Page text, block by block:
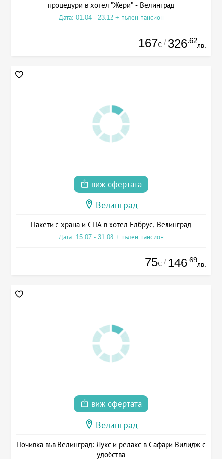
процедури в хотел "Жери" - Велинград
Дата: 01.04 - 23.12 + пълен пансион
167€ / 326.62
лв.
виж офертата
Велинград
Пакети с храна и СПА в хотел Елбрус, Велинград
Дата: 15.07 - 31.08 + пълен пансион
75€ / 146.69
лв.
виж офертата
Велинград
Почивка във Велинград: Лукс и релакс в Сафари Вилидж с
удобства